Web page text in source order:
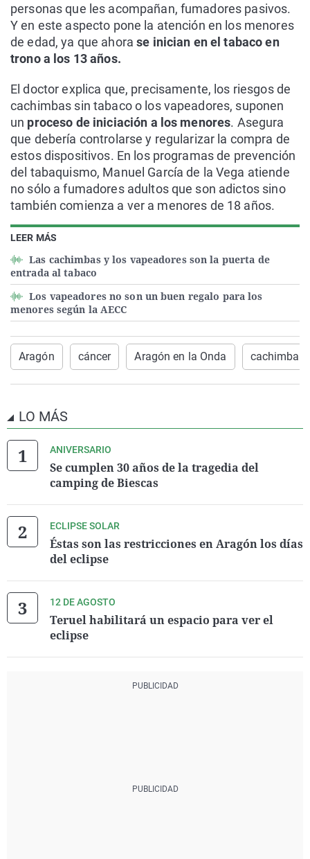
LEER MÁS
Las cachimbas y los vapeadores son la puerta de
entrada al tabaco
Los vapeadores no son un buen regalo para los
menores según la AECC
personas que les acompañan, fumadores pasivos.
Y en este aspecto pone la atención en los menores
de edad, ya que ahorase inician en el tabaco en
trono a los 13 años.
El doctor explica que, precisamente, los riesgos de
cachimbas sin tabaco o los vapeadores, suponen
un proceso de iniciación a los menores. Asegura
que debería controlarse y regularizar la compra de
estos dispositivos. En los programas de prevención
del tabaquismo, Manuel García de la Vega atiende
no sólo a fumadores adultos que son adictos sino
también comienza a ver a menores de 18 años.
Aragón cáncer Aragón en la Onda cachimba
LO MÁS
ANIVERSARIO
Se cumplen 30 años de la tragedia del
camping de Biescas
ECLIPSE SOLAR
Éstas son las restricciones en Aragón los días
del eclipse
12 DE AGOSTO
Teruel habilitará un espacio para ver el
eclipse